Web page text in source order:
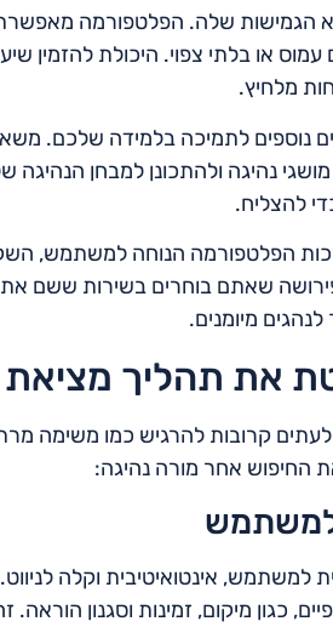
הגמישות שלה. הפלטפורמה
עמוס או בלתי צפוי. היכולת להזמין
מלחיץ.
נוספים לתמיכה בלמידה שלכם.
מושגי נהיגה ולהתכונן למבחן
להצליח.
הפלטפורמה הנוחה למשתמש,
שאתם בוחרים בשירות ששם
מיומנים.
את תהליך מציאת
קרובות להרגיש כמו משימה
החיפוש אחר מורה נהיגה:
למשתמש
למשתמש, אינטואיטיבית וקלה
כגון מיקום, זמינות וסגנון